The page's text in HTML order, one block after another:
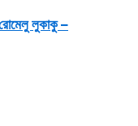
রোমেলু লুকাকু –